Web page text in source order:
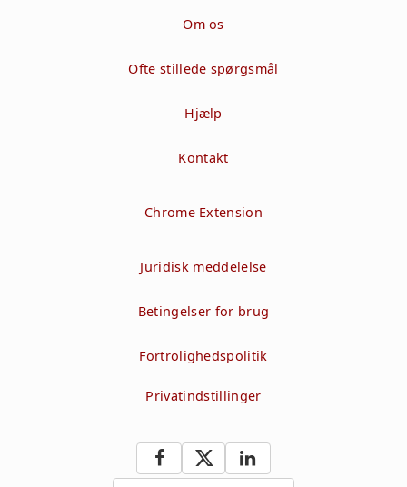
Om os
Ofte stillede spørgsmål
Hjælp
Kontakt
Chrome Extension
Juridisk meddelelse
Betingelser for brug
Fortrolighedspolitik
Privatindstillinger